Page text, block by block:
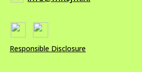
Responsible Disclosure